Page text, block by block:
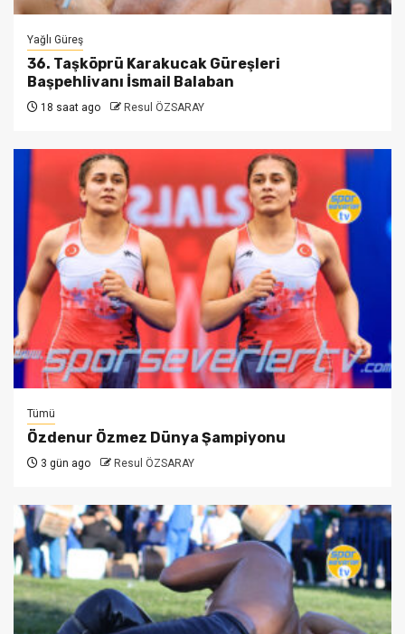
Yağlı Güreş
36. Taşköprü Karakucak Güreşleri
Başpehlivanı İsmail Balaban
18 saat ago Resul ÖZSARAY
Tümü
Özdenur Özmez Dünya Şampiyonu
3 gün ago Resul ÖZSARAY